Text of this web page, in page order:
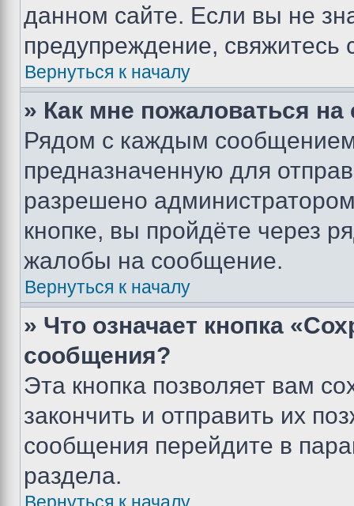
данном сайте. Если вы не
предупреждение,
Вернуться к началу
» Как мне пожаловаться
Рядом с каждым сообщением
предназначенную для
разрешено
кнопке, вы пройдёте через
жалобы на сообщение.
Вернуться к началу
» Что означает кнопка
сообщения?
Эта кнопка позволяет вам
закончить и отправить их
сообщения перейдите в
раздела.